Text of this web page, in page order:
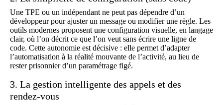
Une TPE ou un indépendant ne peut pas dépendre d’un
développeur pour ajuster un message ou modifier une règle. Les
outils modernes proposent une configuration visuelle, en langage
clair, où l’on décrit ce que l’on veut sans écrire une ligne de
code. Cette autonomie est décisive : elle permet d’adapter
l’automatisation à la réalité mouvante de l’activité, au lieu de
rester prisonnier d’un paramétrage figé.
3. La gestion intelligente des appels et des
rendez-vous